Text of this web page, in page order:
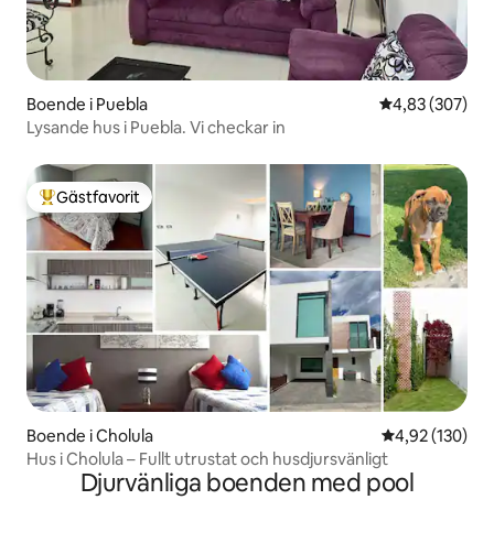
Boende i Puebla 4,83 av 5 i
4,83 (307)
Lysande hus i Puebla. Vi checkar in
Populär gästfavorit
Gästfavorit
Boende i Cholula 4,92 av 5 i
4,92 (130)
Hus i Cholula – Fullt utrustat och husdjursvänligt
Djurvänliga boenden med pool